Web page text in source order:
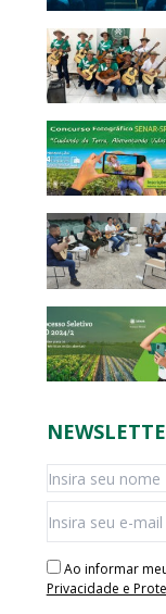
Ao informar
Privacidade e